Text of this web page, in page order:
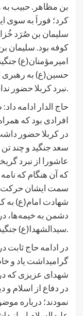
بن مظاهر. حبیب به
کرد؛ فوراَ به سوی
سلیمان بن صُرَد
کوفه بود. سلیمان
امیرمؤمنان(ع)
حسین(ع) به رهبری
نبرد کربلا حضور نداشت.
حاج الدار ادامه
افرادی بود که
در کربلا حضور
سعد جنگید و چند
عاشورا از نبرد
که آن هنگام که
سمت ایشان حرکت
شهادت امام(ع) به
دشمن به خیمه‌ها،
سیدالشهدا(ع) جنگیدند و به شهادت رسیدند.
در ادامه حاج ثابت
گرامیداشت یاد و
شهدای عزیزی که در
در دفاع از اسلام و
نمودند؛ درباره